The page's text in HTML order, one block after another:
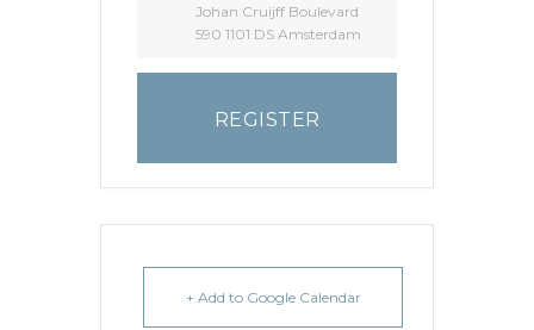
Johan Cruijff Boulevard
590 1101 DS Amsterdam
REGISTER
+ Add to Google Calendar